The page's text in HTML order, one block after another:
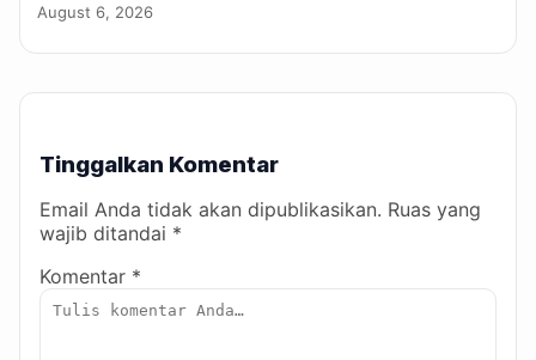
August 6, 2026
Tinggalkan Komentar
Email Anda tidak akan dipublikasikan. Ruas yang
wajib ditandai *
Komentar *